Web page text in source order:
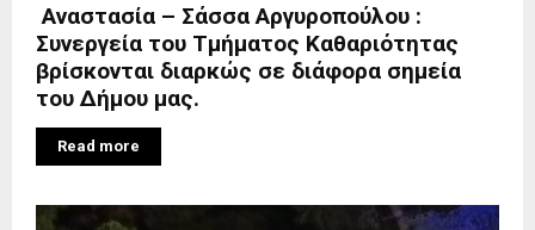
Αναστασία – Σάσσα Αργυροπούλου :
Συνεργεία του Τμήματος Καθαριότητας
βρίσκονται διαρκώς σε διάφορα σημεία
του Δήμου μας.
Read more